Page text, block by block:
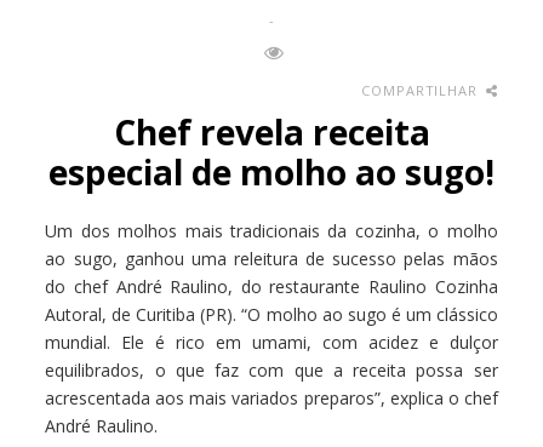
-
COMPARTILHAR
Chef revela receita
especial de molho ao sugo!
Um dos molhos mais tradicionais da cozinha, o molho
ao sugo, ganhou uma releitura de sucesso pelas mãos
do chef André Raulino, do restaurante Raulino Cozinha
Autoral, de Curitiba (PR). “O molho ao sugo é um clássico
mundial. Ele é rico em umami, com acidez e dulçor
equilibrados, o que faz com que a receita possa ser
acrescentada aos mais variados preparos”, explica o chef
André Raulino.